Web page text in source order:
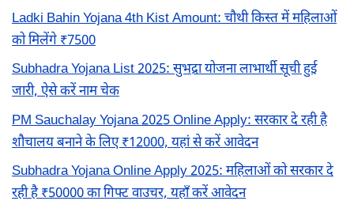
Ladki Bahin Yojana 4th Kist Amount: चौथी किस्त में महिलाओं
को मिलेंगे ₹7500
Subhadra Yojana List 2025: सुभद्रा योजना लाभार्थी सूची हुई
जारी, ऐसे करें नाम चेक
PM Sauchalay Yojana 2025 Online Apply: सरकार दे रही है
शौचालय बनाने के लिए ₹12000, यहां से करें आवेदन
Subhadra Yojana Online Apply 2025: महिलाओं को सरकार दे
रही है ₹50000 का गिफ्ट वाउचर, यहाँ करें आवेदन